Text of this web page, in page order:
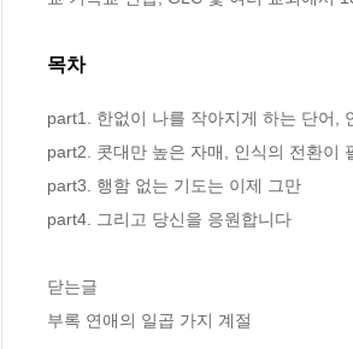
목차
part1. 한없이 나를 작아지게 하는 단어,
part2. 콧대만 높은 자매, 인식의 전환이
part3. 행함 없는 기도는 이제 그만
part4. 그리고 당신을 응원합니다
닫는글
부록 연애의 일곱 가지 계절